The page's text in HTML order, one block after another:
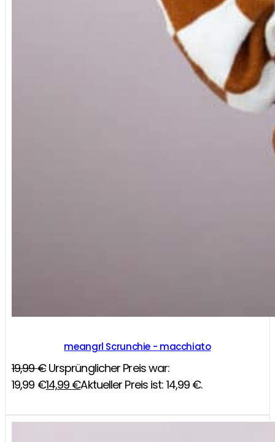
meangrl Scrunchie - macchiato
19,99€ Ursprünglicher Preis war:
19,99 €14,99 €Aktueller Preis ist: 14,99 €.